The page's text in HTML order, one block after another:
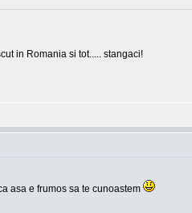
in Romania si tot..... stangaci!
asa e frumos sa te cunoastem